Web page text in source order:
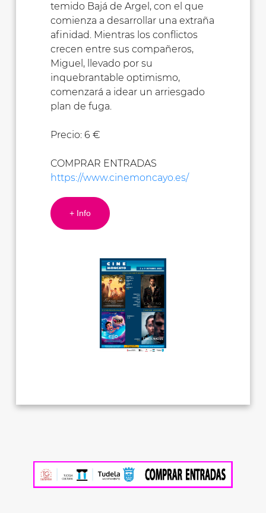
temido Bajá de Argel, con el que
comienza a desarrollar una extraña
afinidad. Mientras los conflictos
crecen entre sus compañeros,
Miguel, llevado por su
inquebrantable optimismo,
comenzará a idear un arriesgado
plan de fuga.
Precio: 6 €
COMPRAR ENTRADAS
https://www.cinemoncayo.es/
+ Info